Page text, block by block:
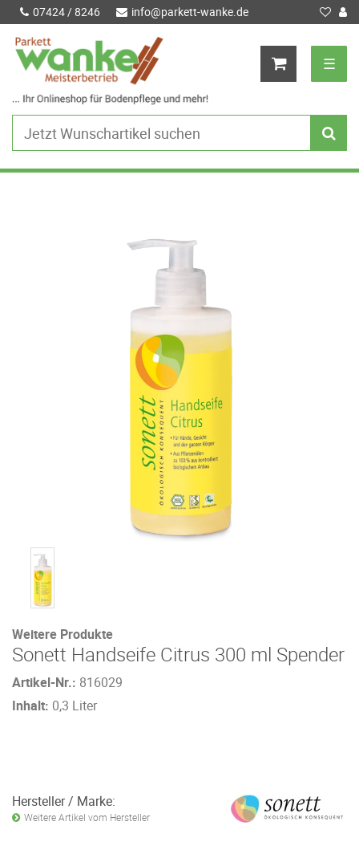
07424 / 8246 info@parkett-wanke.de
☰
Weitere Produkte
Sonett Handseife Citrus 300 ml Spender
Artikel-Nr.: 816029
Inhalt: 0,3 Liter
Hersteller / Marke:
Weitere Artikel vom Hersteller